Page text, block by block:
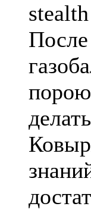
stealth
После
порою